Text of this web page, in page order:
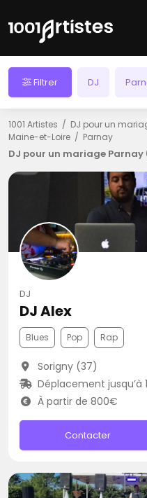
Filtrer DJ
1001 Artistes DJ pour un
Maine-et-Loire
Parnay
DJ pour un mariage Parnay
DJ
DJ Alex
Blues Pop Rap
Sorigny (37)
Déplacement jusqu’à
À partir de 800€
Contacter